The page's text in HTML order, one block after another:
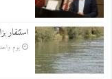
استنفار
يوم واحد ago